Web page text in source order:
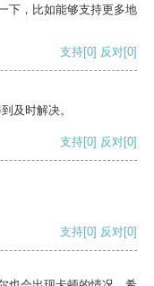
下，比如能够支持更多地
支持[0] 反对[0]
及时解决。
支持[0] 反对[0]
支持[0] 反对[0]